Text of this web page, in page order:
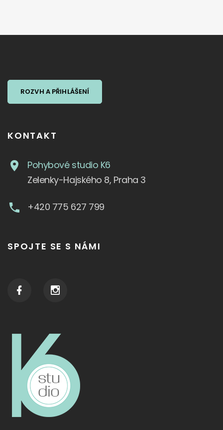
ROZVH A PŘIHLÁŠENÍ
KONTAKT
Pohybové studio K6
Zelenky-Hajského 8, Praha 3
+420 775 627 799
SPOJTE SE S NÁMI